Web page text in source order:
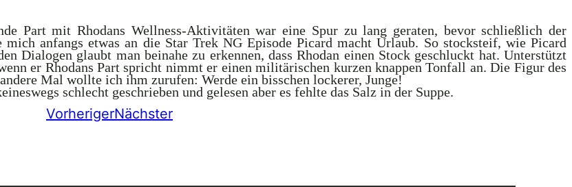
Part mit Rhodans Wellness-Aktivitäten war eine Spur zu lang geraten, bevor schließlich der
anfangs etwas an die Star Trek NG Episode Picard macht Urlaub. So stocksteif, wie Picard
Dialogen glaubt man beinahe zu erkennen, dass Rhodan einen Stock geschluckt hat. Unterstützt
er Rhodans Part spricht nimmt er einen militärischen kurzen knappen Tonfall an. Die Figur des
Mal wollte ich ihm zurufen: Werde ein bisschen lockerer, Junge!
schlecht geschrieben und gelesen aber es fehlte das Salz in der Suppe.
VorherigerNächster